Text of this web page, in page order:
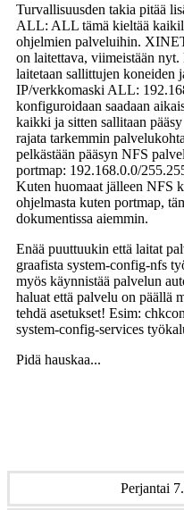
Turvallisuusden takia pitää
ALL: ALL tämä kieltää
ohjelmien palveluihin.
on laitettava, viimeistään
laitetaan sallittujen koneiden
IP/verkkomaski ALL:
konfiguroidaan saadaan
kaikki ja sitten sallitaan
rajata tarkemmin
pelkästään pääsyn NFS
portmap: 192.168.0.0/
Kuten huomaat jälleen NFS
ohjelmasta kuten portmap,
dokumentissa aiemmin.
Enää puuttuukin että laitat
graafista system-config-nfs
myös käynnistää palvelun
haluat että palvelu on päällä
tehdä asetukset! Esim:
system-config-services
Pidä hauskaa...
Perjantai